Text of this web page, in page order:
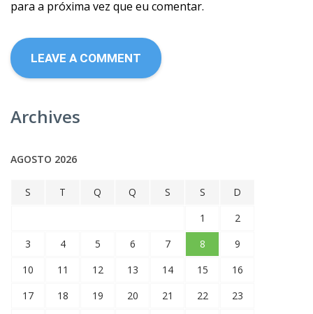
para a próxima vez que eu comentar.
Archives
AGOSTO 2026
S T Q Q S S
D
1
2
3
4 5 6 7 8
9
10
11 12 13 14 15
16
17
18 19 20 21 22
23